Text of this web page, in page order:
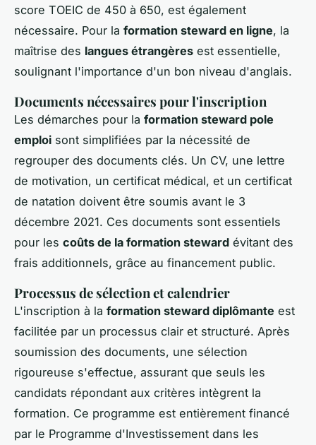
score TOEIC de 450 à 650, est également
nécessaire. Pour la formation steward en ligne, la
maîtrise des langues étrangères est essentielle,
soulignant l'importance d'un bon niveau d'anglais.
Documents nécessaires pour l'inscription
Les démarches pour la formation steward pole
emploi sont simplifiées par la nécessité de
regrouper des documents clés. Un CV, une lettre
de motivation, un certificat médical, et un certificat
de natation doivent être soumis avant le 3
décembre 2021. Ces documents sont essentiels
pour les coûts de la formation steward évitant des
frais additionnels, grâce au financement public.
Processus de sélection et calendrier
L'inscription à la formation steward diplômante est
facilitée par un processus clair et structuré. Après
soumission des documents, une sélection
rigoureuse s'effectue, assurant que seuls les
candidats répondant aux critères intègrent la
formation. Ce programme est entièrement financé
par le Programme d'Investissement dans les